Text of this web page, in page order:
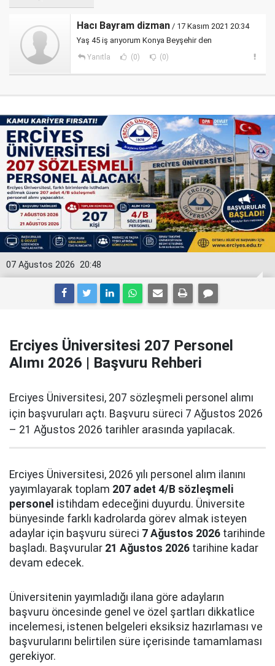
Hacı Bayram dizman / 17 Kasım 2021 20:34
Yaş 45 iş arıyorum Konya Beyşehir den
Yanıtla (0) (0)
20:48
07 Ağustos 2026
Erciyes Üniversitesi 207 Personel
Alımı 2026 | Başvuru Rehberi
Erciyes Üniversitesi, 207 sözleşmeli personel alımı
için başvuruları açtı. Başvuru süreci 7 Ağustos 2026
– 21 Ağustos 2026 tarihler arasında yapılacak.
Erciyes Üniversitesi, 2026 yılı personel alım ilanını
yayımlayarak toplam 207 adet 4/B sözleşmeli
personel istihdam edeceğini duyurdu. Üniversite
bünyesinde farklı kadrolarda görev almak isteyen
adaylar için başvuru süreci 7 Ağustos 2026 tarihinde
başladı. Başvurular 21 Ağustos 2026 tarihine kadar
devam edecek.
Üniversitenin yayımladığı ilana göre adayların
başvuru öncesinde genel ve özel şartları dikkatlice
incelemesi, istenen belgeleri eksiksiz hazırlaması ve
başvurularını belirtilen süre içerisinde tamamlaması
gerekiyor.